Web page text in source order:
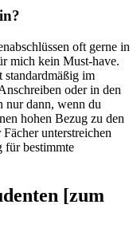
oft gerne in
mich kein Must-have.
standardmäßig im
oder in den
nur dann, wenn du
hohen Bezug zu den
unterstreichen
für bestimmte
[zum